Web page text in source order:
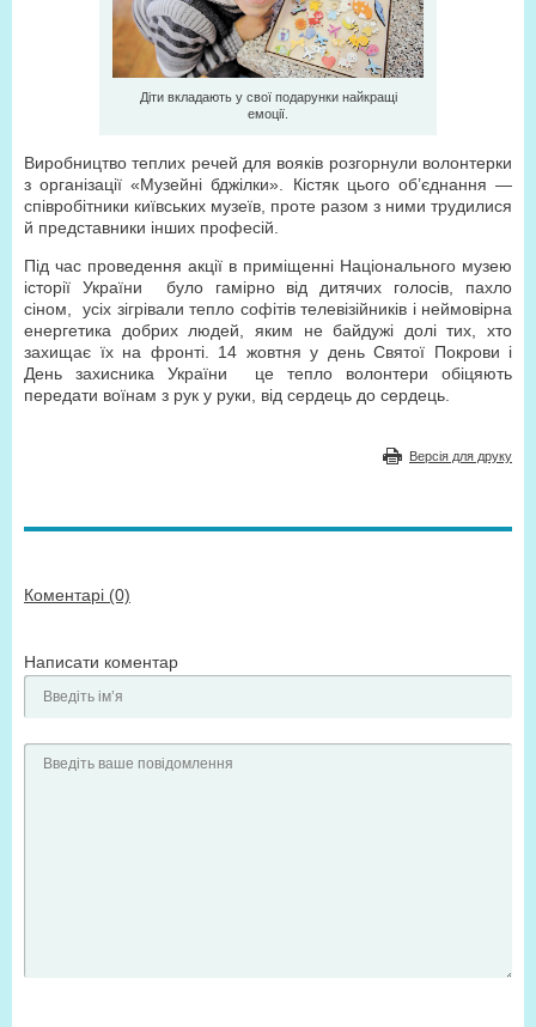
Діти вкладають у свої подарунки найкращі
емоції.
Виробництво теплих речей для вояків розгорнули волонтерки
з організації «Музейні бджілки». Кістяк цього об’єднання —
співробітники київських музеїв, проте разом з ними трудилися
й представники інших професій.
Під час проведення акції в приміщенні Національного музею
історії України було гамірно від дитячих голосів, пахло
сіном, усіх зігрівали тепло софітів телевізійників і неймовірна
енергетика добрих людей, яким не байдужі долі тих, хто
захищає їх на фронті. 14 жовтня у день Святої Покрови і
День захисника України це тепло волонтери обіцяють
передати воїнам з рук у руки, від сердець до сердець.
Версія для друку
Коментарі (0)
Написати коментар